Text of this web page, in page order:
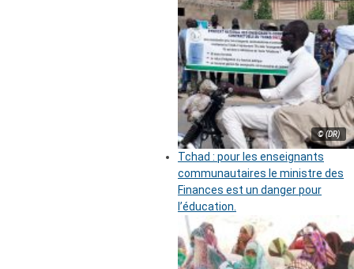
© (DR)
Tchad : pour les enseignants
communautaires le ministre des
Finances est un danger pour
l’éducation.